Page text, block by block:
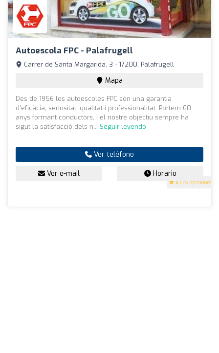
Autoescola FPC - Palafrugell
5 (35 opiniones)
Carrer de Santa Margarida, 3 - 17200, Palafrugell
Mapa
Des de 1956 les autoescoles FPC són una garantia
d’eficàcia, seriositat, qualitat i professionalitat. Portem 60
anys formant conductors, i el nostre objectiu sempre ha
sigut la satisfacció dels n... Seguir leyendo
Ver teléfono
Ver e-mail Horario